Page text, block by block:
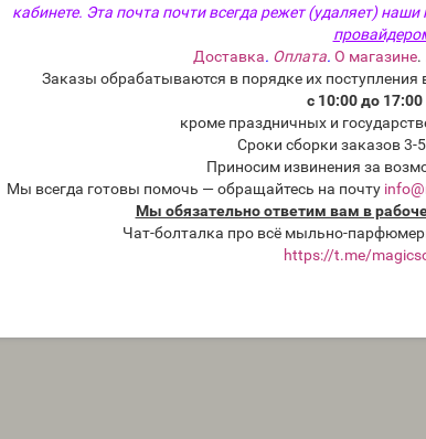
кабинете. Эта почта почти всегда режет (удаляет) наши
Доставка. Оплата. О магазине.
Заказы обрабатываются в порядке их поступления
с 10:00 до
кроме праздничных и
Сроки сборки заказов 3-
Приносим извинения за
Мы всегда готовы помочь — обращайтесь на почту
Мы обязательно ответим вам в
Чат-болталка про всё мыльно-
https://t.me/